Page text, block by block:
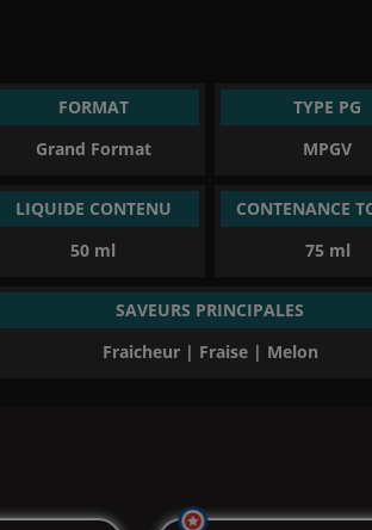
FORMAT
Grand Format
TYPE PG
MPGV
LIQUIDE CONTENU
50 ml
CONTENANCE
75 ml
SAVEURS PRINCIPALES
Fraicheur | Fraise | Melon